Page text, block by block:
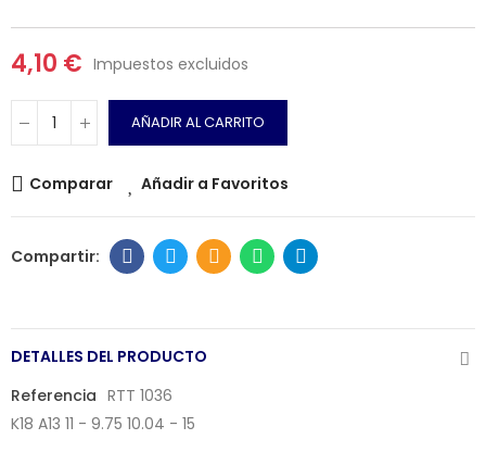
4,10 € Impuestos excluidos
AÑADIR AL CARRITO
Comparar Añadir a Favoritos
DETALLES DEL PRODUCTO
Referencia RTT 1036
K18 A13 11 - 9.75 10.04 - 15